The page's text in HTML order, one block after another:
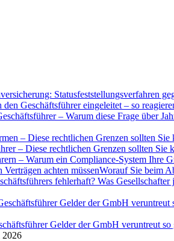
den Geschäftsführer eingeleitet – so
– Warum ein Compliance-System Ihre
Worauf Sie beim
Gelder der GmbH veruntreut
2026